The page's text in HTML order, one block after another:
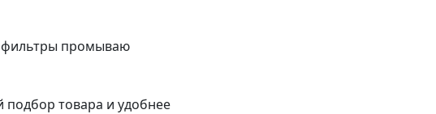
фильтры промываю
товара и удобнее